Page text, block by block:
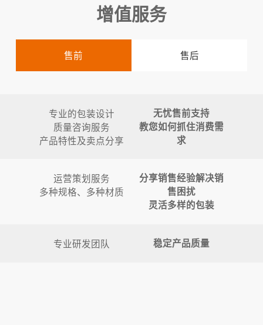
增值服务
售前 售后
专业的包装设计
质量咨询服务
产品特性及卖点分享
无忧售前支持
教您如何抓住消费需
求
运营策划服务
多种规格、多种材质
分享销售经验解决销
售困扰
灵活多样的包装
专业研发团队 稳定产品质量